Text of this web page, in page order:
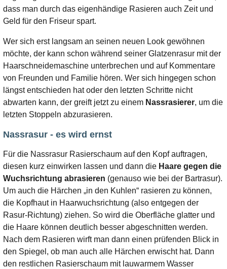
dass man durch das eigenhändige Rasieren auch Zeit und
Geld für den Friseur spart.
Wer sich erst langsam an seinen neuen Look gewöhnen
möchte, der kann schon während seiner Glatzenrasur mit der
Haarschneidemaschine unterbrechen und auf Kommentare
von Freunden und Familie hören. Wer sich hingegen schon
längst entschieden hat oder den letzten Schritte nicht
abwarten kann, der greift jetzt zu einem Nassrasierer, um die
letzten Stoppeln abzurasieren.
Nassrasur - es wird ernst
Für die Nassrasur Rasierschaum auf den Kopf auftragen,
diesen kurz einwirken lassen und dann die Haare gegen die
Wuchsrichtung abrasieren (genauso wie bei der Bartrasur).
Um auch die Härchen „in den Kuhlen“ rasieren zu können,
die Kopfhaut in Haarwuchsrichtung (also entgegen der
Rasur-Richtung) ziehen. So wird die Oberfläche glatter und
die Haare können deutlich besser abgeschnitten werden.
Nach dem Rasieren wirft man dann einen prüfenden Blick in
den Spiegel, ob man auch alle Härchen erwischt hat. Dann
den restlichen Rasierschaum mit lauwarmem Wasser